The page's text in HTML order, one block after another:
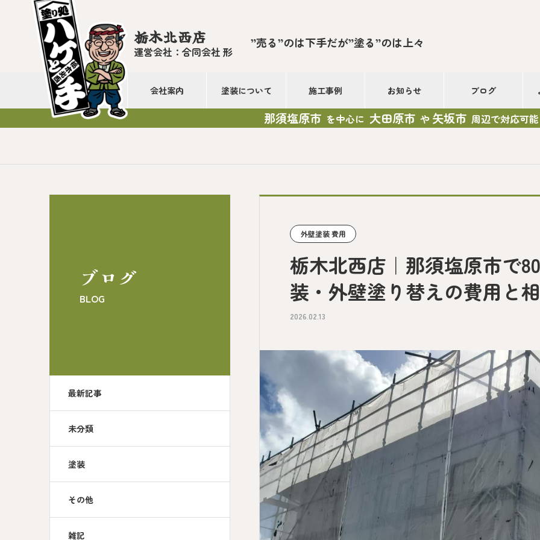
栃木北西店
運営会社：合同会社 形
”売る”のは下手だが”塗る”のは上々
会社案内 塗装について 施工事例 お知らせ ブログ
那須塩原市 を中心に 大田原市 や 矢坂市 周辺で対応可
ブログ
BLOG
最新記事
未分類
塗装
その他
雑記
外壁塗装 費用
栃木北西店｜那須塩原市で
装・外壁塗り替えの費用と
2026.02.13